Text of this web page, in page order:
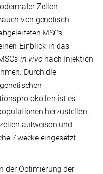
Zellen,
von genetisch
MSCs
Einblick in das
in vivo nach Injektion
Durch die
ist es
herzustellen,
aufweisen und
Zwecke eingesetzt
der Optimierung der